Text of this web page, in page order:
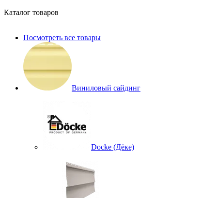
Каталог товаров
Посмотреть все товары
Виниловый сайдинг
Docke (Дёке)